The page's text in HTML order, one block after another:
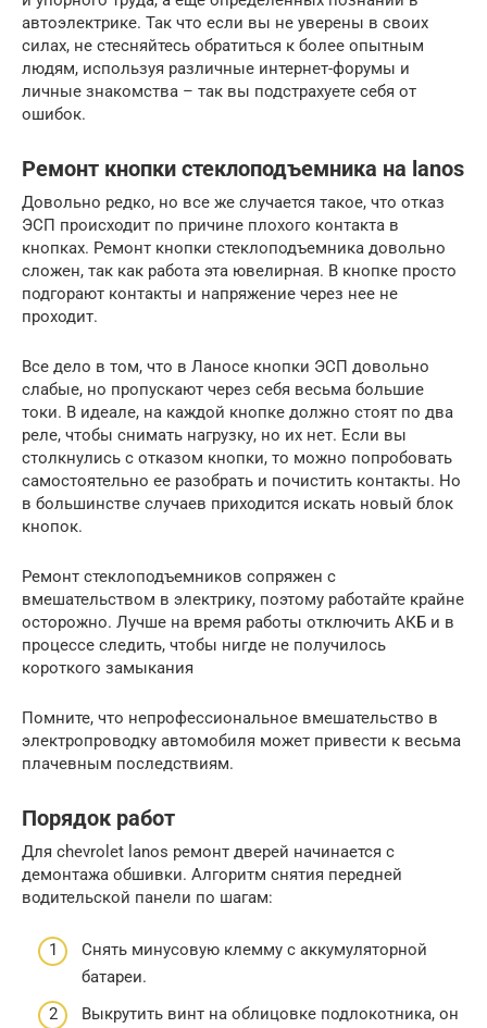
автоэлектрике. Так что если вы не уверены в своих
силах, не стесняйтесь обратиться к более опытным
людям, используя различные интернет-форумы и
личные знакомства – так вы подстрахуете себя от
ошибок.
Ремонт кнопки стеклоподъемника на lanos
Довольно редко, но все же случается такое, что отказ
ЭСП происходит по причине плохого контакта в
кнопках. Ремонт кнопки стеклоподъемника довольно
сложен, так как работа эта ювелирная. В кнопке просто
подгорают контакты и напряжение через нее не
проходит.
Все дело в том, что в Ланосе кнопки ЭСП довольно
слабые, но пропускают через себя весьма большие
токи. В идеале, на каждой кнопке должно стоят по два
реле, чтобы снимать нагрузку, но их нет. Если вы
столкнулись с отказом кнопки, то можно попробовать
самостоятельно ее разобрать и почистить контакты. Но
в большинстве случаев приходится искать новый блок
кнопок.
Ремонт стеклоподъемников сопряжен с
вмешательством в электрику, поэтому работайте крайне
осторожно. Лучше на время работы отключить АКБ и в
процессе следить, чтобы нигде не получилось
короткого замыкания
Помните, что непрофессиональное вмешательство в
электропроводку автомобиля может привести к весьма
плачевным последствиям.
Порядок работ
Для chevrolet lanos ремонт дверей начинается с
демонтажа обшивки. Алгоритм снятия передней
водительской панели по шагам:
Снять минусовую клемму с аккумуляторной
батареи.
Выкрутить винт на облицовке подлокотника, он